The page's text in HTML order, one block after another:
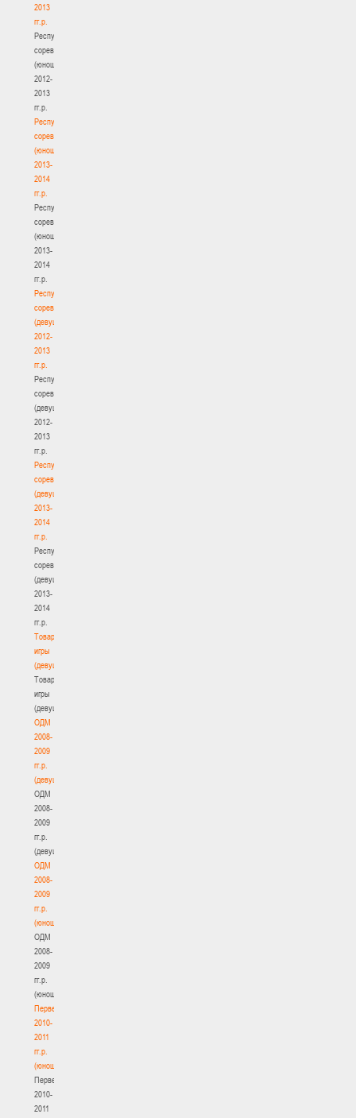
2013
гг.р.
Республиканские
соревнования
(юноши)
2012-
2013
гг.р.
Республиканские
соревнования
(юноши)
2013-
2014
гг.р.
Республиканские
соревнования
(юноши)
2013-
2014
гг.р.
Республиканские
соревнования
(девушки)
2012-
2013
гг.р.
Республиканские
соревнования
(девушки)
2012-
2013
гг.р.
Республиканские
соревнования
(девушки)
2013-
2014
гг.р.
Республиканские
соревнования
(девушки)
2013-
2014
гг.р.
Товарищеские
игры
(девушки)
Товарищеские
игры
(девушки)
ОДМ
2008-
2009
гг.р.
(девушки)
ОДМ
2008-
2009
гг.р.
(девушки)
ОДМ
2008-
2009
гг.р.
(юноши)
ОДМ
2008-
2009
гг.р.
(юноши)
Первенство
2010-
2011
гг.р.
(юноши)
Первенство
2010-
2011